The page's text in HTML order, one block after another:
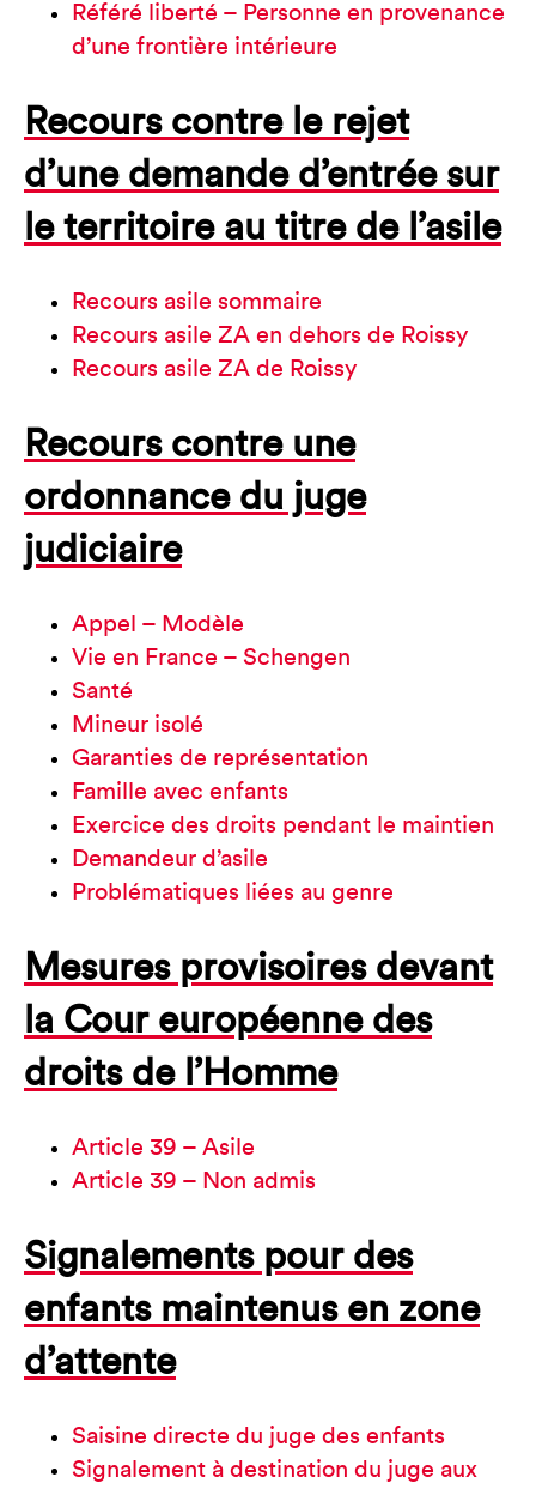
Référé liberté – Personne en provenance
d’une frontière intérieure
Recours contre le rejet
d’une demande d’entrée sur
le territoire au titre de l’asile
Recours asile sommaire
Recours asile ZA en dehors de Roissy
Recours asile ZA de Roissy
Recours contre une
ordonnance du juge
judiciaire
Appel – Modèle
Vie en France – Schengen
Santé
Mineur isolé
Garanties de représentation
Famille avec enfants
Exercice des droits pendant le maintien
Demandeur d’asile
Problématiques liées au genre
Mesures provisoires devant
la Cour européenne des
droits de l’Homme
Article 39 – Asile
Article 39 – Non admis
Signalements pour des
enfants maintenus en zone
d’attente
Saisine directe du juge des enfants
Signalement à destination du juge aux